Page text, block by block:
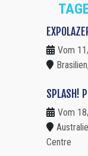
Vom
SPLASH!
Vom
Centre